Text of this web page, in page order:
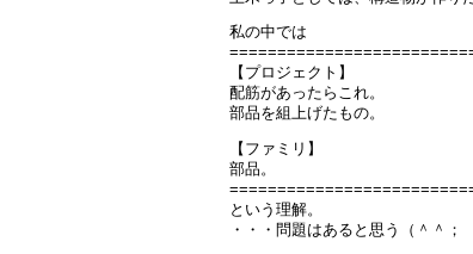
私の中では
【プロジェクト】
配筋があったらこれ。
部品を組上げたもの。
【ファミリ】
部品。
という理解。
・・・問題はあると思う（＾＾；